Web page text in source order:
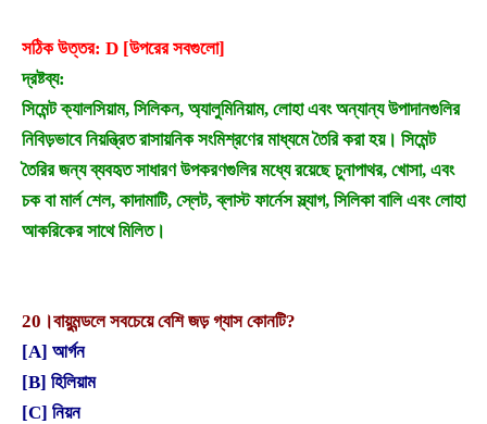
সঠিক উত্তর: D [উপরের সবগুলো]
দ্রষ্টব্য:
সিমেন্ট ক্যালসিয়াম, সিলিকন, অ্যালুমিনিয়াম, লোহা এবং অন্যান্য উপাদানগুলির
নিবিড়ভাবে নিয়ন্ত্রিত রাসায়নিক সংমিশ্রণের মাধ্যমে তৈরি করা হয়। সিমেন্ট
তৈরির জন্য ব্যবহৃত সাধারণ উপকরণগুলির মধ্যে রয়েছে চুনাপাথর, খোসা, এবং
চক বা মার্ল শেল, কাদামাটি, স্লেট, ব্লাস্ট ফার্নেস স্ল্যাগ, সিলিকা বালি এবং লোহা
আকরিকের সাথে মিলিত।
20।বায়ুমন্ডলে সবচেয়ে বেশি জড় গ্যাস কোনটি?
[A] আর্গন
[B] হিলিয়াম
[C] নিয়ন